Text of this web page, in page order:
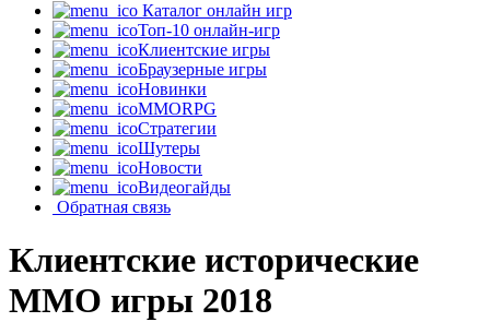
Каталог онлайн игр
Топ-10 онлайн-игр
Клиентские игры
Браузерные игры
Новинки
MMORPG
Стратегии
Шутеры
Новости
Видеогайды
Обратная связь
Клиентские исторические
MMO игры 2018